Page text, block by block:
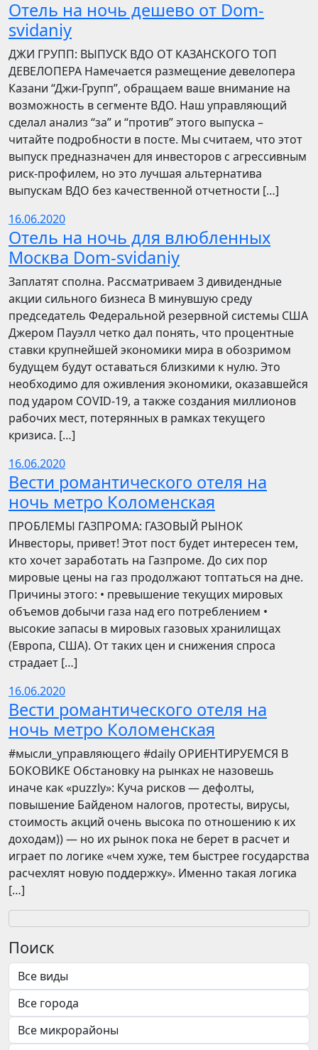
Отель на ночь дешево от Dom-
svidaniy
​​ДЖИ ГРУПП: ВЫПУСК ВДО ОТ КАЗАНСКОГО ТОП
ДЕВЕЛОПЕРА Намечается размещение девелопера
Казани “Джи-Групп”, обращаем ваше внимание на
возможность в сегменте ВДО. Наш управляющий
сделал анализ “за” и “против” этого выпуска –
читайте подробности в посте. Мы считаем, что этот
выпуск предназначен для инвесторов с агрессивным
риск-профилем, но это лучшая альтернатива
выпускам ВДО без качественной отчетности […]
16.06.2020
Отель на ночь для влюбленных
Москва Dom-svidaniy
Заплатят сполна. Рассматриваем 3 дивидендные
акции сильного бизнеса В минувшую среду
председатель Федеральной резервной системы США
Джером Пауэлл четко дал понять, что процентные
ставки крупнейшей экономики мира в обозримом
будущем будут оставаться близкими к нулю. Это
необходимо для оживления экономики, оказавшейся
под ударом COVID-19, а также создания миллионов
рабочих мест, потерянных в рамках текущего
кризиса. […]
16.06.2020
Вести романтического отеля на
ночь метро Коломенская
ПРОБЛЕМЫ ГАЗПРОМА: ГАЗОВЫЙ РЫНОК
Инвесторы, привет! Этот пост будет интересен тем,
кто хочет заработать на Газпроме. До сих пор
мировые цены на газ продолжают топтаться на дне.
Причины этого: • превышение текущих мировых
объемов добычи газа над его потреблением •
высокие запасы в мировых газовых хранилищах
(Европа, США). От таких цен и снижения спроса
страдает […]
16.06.2020
Вести романтического отеля на
ночь метро Коломенская
​​#мысли_управляющего #daily ОРИЕНТИРУЕМСЯ В
БОКОВИКЕ Обстановку на рынках не назовешь
иначе как «puzzly»: Куча рисков — дефолты,
повышение Байденом налогов, протесты, вирусы,
стоимость акций очень высока по отношению к их
доходам)) — но их рынок пока не берет в расчет и
играет по логике «чем хуже, тем быстрее государства
расчехлят новую поддержку». Именно такая логика
[…]
Поиск